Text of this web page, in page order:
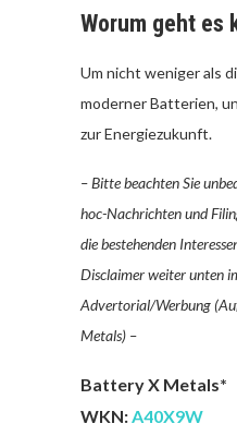
Worum geht es
Um nicht weniger als
moderner Batterien,
zur Energiezukunft.
– Bitte beachten Sie
hoc-Nachrichten und
die bestehenden
Disclaimer weiter unten
Advertorial/Werbung
Metals) –
Battery X Metals*
WKN:A40X9W